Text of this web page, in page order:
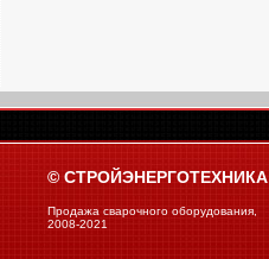
© СТРОЙЭНЕРГОТЕХНИКА
Продажа сварочного оборудования,
2008-2021